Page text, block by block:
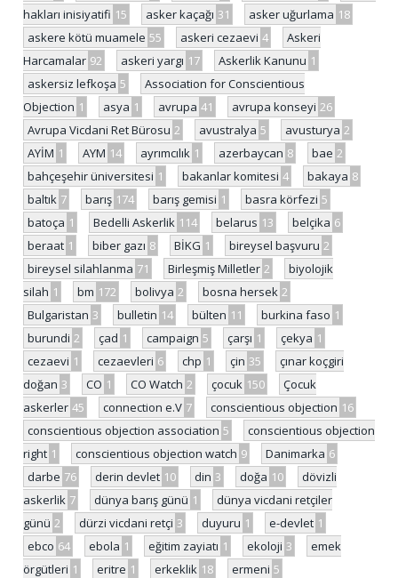
hakları inisiyatifi 15 asker kaçağı 31 asker uğurlama 18
askere kötü muamele 55 askeri cezaevi 4
Askeri
Harcamalar 92 askeri yargı 17 Askerlik Kanunu 1
askersiz lefkoşa 5
Association for Conscientious
Objection 1 asya 1 avrupa 41 avrupa konseyi 26
Avrupa Vicdani Ret Bürosu 2 avustralya 5 avusturya 2
AYİM 1 AYM 14 ayrımcılık 1 azerbaycan 8 bae 2
bahçeşehir üniversitesi 1 bakanlar komitesi 4 bakaya 8
baltık 7 barış 174 barış gemisi 1 basra körfezi 5
batoça 1 Bedelli Askerlik 114 belarus 13 belçika 6
beraat 1 biber gazı 8 BİKG 1 bireysel başvuru 2
bireysel silahlanma 71 Birleşmiş Milletler 2
biyolojik
silah 1 bm 172 bolivya 2 bosna hersek 2
Bulgaristan 3 bulletin 14 bülten 11 burkina faso 1
burundi 2 çad 1 campaign 5 çarşı 1 çekya 1
cezaevi 1 cezaevleri 6 chp 1 çin 35
çınar koçgiri
doğan 3 CO 1 CO Watch 2 çocuk 150
Çocuk
askerler 45 connection e.V 7 conscientious objection 16
conscientious objection association 5
conscientious objection
right 1 conscientious objection watch 9 Danimarka 6
darbe 76 derin devlet 10 din 3 doğa 10
dövizli
askerlik 7 dünya barış günü 1
dünya vicdani retçiler
günü 2 dürzi vicdani retçi 3 duyuru 1 e-devlet 1
ebco 64 ebola 1 eğitim zayiatı 1 ekoloji 3
emek
örgütleri 1 eritre 1 erkeklik 18 ermeni 5